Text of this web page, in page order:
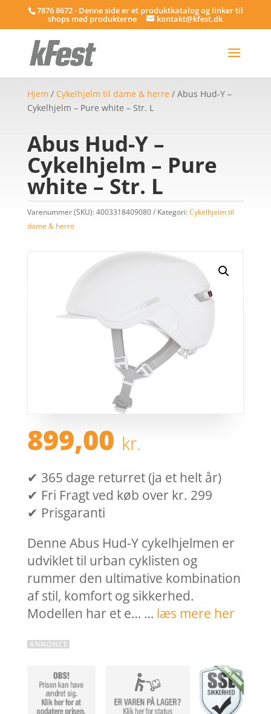
7876 8672 - Denne side er et produktkatalog og linker til
shops med produkterne kontakt@kfest.dk
Hjem / Cykelhjelm til dame & herre / Abus Hud-Y –
Cykelhjelm – Pure white – Str. L
Abus Hud-Y –
Cykelhjelm – Pure
white – Str. L
Varenummer (SKU):4003318409080 Kategori:Cykelhjelm til
dame & herre
899,00 kr.
✔ 365 dage returret (ja et helt år)
✔ Fri Fragt ved køb over kr. 299
✔ Prisgaranti
Denne Abus Hud-Y cykelhjelmen er
udviklet til urban cyklisten og
rummer den ultimative kombination
af stil, komfort og sikkerhed.
Modellen har et e… … læs mere her